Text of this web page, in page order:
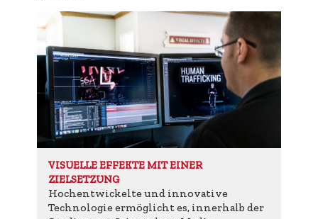
VISUELLE EFFEKTE MIT EINER
ZIELSETZUNG
Hochentwickelte und innovative
Technologie ermöglicht es, innerhalb der